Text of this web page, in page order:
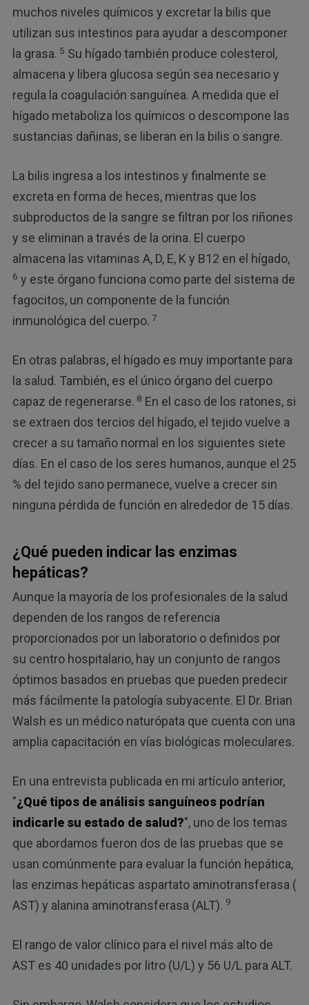
muchos niveles químicos y excretar la bilis que
utilizan sus intestinos para ayudar a descomponer
la grasa. 5 Su hígado también produce colesterol,
almacena y libera glucosa según sea necesario y
regula la coagulación sanguínea. A medida que el
hígado metaboliza los químicos o descompone las
sustancias dañinas, se liberan en la bilis o sangre.
La bilis ingresa a los intestinos y finalmente se
excreta en forma de heces, mientras que los
subproductos de la sangre se filtran por los riñones
y se eliminan a través de la orina. El cuerpo
almacena las vitaminas A, D, E, K y B12 en el hígado,
6 y este órgano funciona como parte del sistema de
fagocitos, un componente de la función
inmunológica del cuerpo. 7
En otras palabras, el hígado es muy importante para
la salud. También, es el único órgano del cuerpo
capaz de regenerarse. 8 En el caso de los ratones, si
se extraen dos tercios del hígado, el tejido vuelve a
crecer a su tamaño normal en los siguientes siete
días. En el caso de los seres humanos, aunque el 25
% del tejido sano permanece, vuelve a crecer sin
ninguna pérdida de función en alrededor de 15 días.
¿Qué pueden indicar las enzimas
hepáticas?
Aunque la mayoría de los profesionales de la salud
dependen de los rangos de referencia
proporcionados por un laboratorio o definidos por
su centro hospitalario, hay un conjunto de rangos
óptimos basados en pruebas que pueden predecir
más fácilmente la patología subyacente. El Dr. Brian
Walsh es un médico naturópata que cuenta con una
amplia capacitación en vías biológicas moleculares.
En una entrevista publicada en mi artículo anterior,
"¿Qué tipos de análisis sanguíneos podrían
indicarle su estado de salud?", uno de los temas
que abordamos fueron dos de las pruebas que se
usan comúnmente para evaluar la función hepática,
las enzimas hepáticas aspartato aminotransferasa (
AST) y alanina aminotransferasa (ALT). 9
El rango de valor clínico para el nivel más alto de
AST es 40 unidades por litro (U/L) y 56 U/L para ALT.